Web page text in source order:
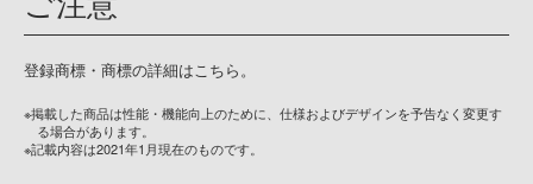
登録商標・商標の詳細はこちら。
※掲載した商品は性能・機能向上のために、仕様およびデザインを予告なく変更す
る場合があります。
※記載内容は2021年1月現在のものです。